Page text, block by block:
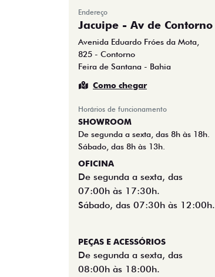
Endereço
Jacuipe - Av de Contorno
Avenida Eduardo Fróes da Mota,
825 - Contorno
Feira de Santana - Bahia
Como chegar
Horários de funcionamento
SHOWROOM
De segunda a sexta, das 8h às 18h.
Sábado, das 8h às 13h.
OFICINA
De segunda a sexta, das
07:00h às 17:30h.
Sábado, das 07:30h às 12:00h.
PEÇAS E ACESSÓRIOS
De segunda a sexta, das
08:00h às 18:00h.